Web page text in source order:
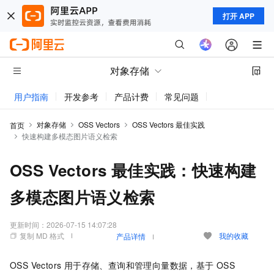
打开 APP
对象存储
用户指南 开发参考 产品计费 常见问题
首页 对象存储 OSS Vectors
OSS Vectors 最佳实践
快速构建多模态图片语义检索
OSS Vectors 最佳实践：快速构建
多模态图片语义检索
更新时间： 2026-07-15 14:07:28
复制 MD 格式
产品详情 我的收藏
OSS Vectors 用于存储、查询和管理向量数据，基于 OSS